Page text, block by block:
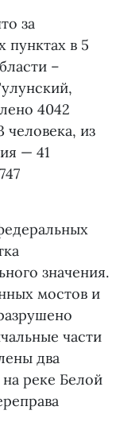
за
пунктах в 5
–
4042
из
— 41
значения.
мостов и
части
два
реке Белой